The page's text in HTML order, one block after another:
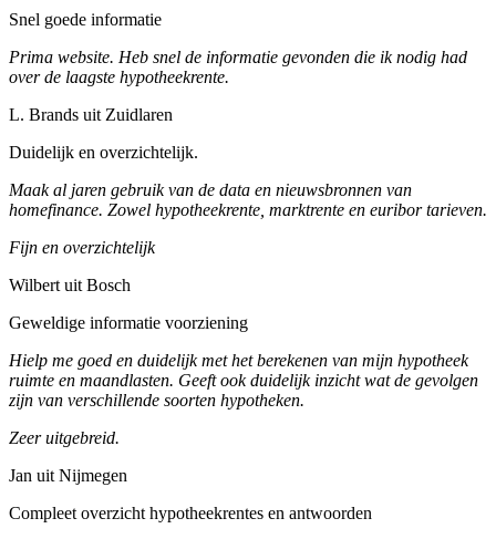
Snel goede informatie
Prima website. Heb snel de informatie gevonden die ik nodig had
over de laagste hypotheekrente.
L. Brands uit Zuidlaren
Duidelijk en overzichtelijk.
Maak al jaren gebruik van de data en nieuwsbronnen van
homefinance. Zowel hypotheekrente, marktrente en euribor tarieven.
Fijn en overzichtelijk
Wilbert uit Bosch
Geweldige informatie voorziening
Hielp me goed en duidelijk met het berekenen van mijn hypotheek
ruimte en maandlasten. Geeft ook duidelijk inzicht wat de gevolgen
zijn van verschillende soorten hypotheken.
Zeer uitgebreid.
Jan uit Nijmegen
Compleet overzicht hypotheekrentes en antwoorden